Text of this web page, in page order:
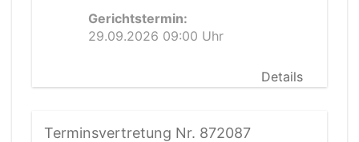
Gerichtstermin:
29.09.2026 09:00 Uhr
Details
Terminsvertretung Nr. 872087